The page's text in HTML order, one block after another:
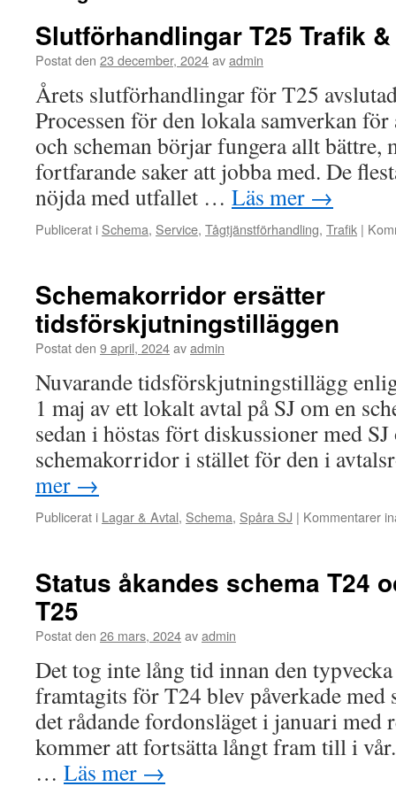
Slutförhandlingar T25 Trafik
Postat den 23 december, 2024avadmin
Årets slutförhandlingar för T25
Processen för den lokala samverkan
och scheman börjar fungera allt bättre,
fortfarande saker att jobba med. De
nöjda med utfallet … Läs mer →
Publicerat i Schema, Service, Tågtjänstförhandling, Trafik |
Schemakorridor ersätter
tidsförskjutningstilläggen
Postat den 9 april, 2024avadmin
Nuvarande tidsförskjutningstillägg
1 maj av ett lokalt avtal på SJ om en
sedan i höstas fört diskussioner med
schemakorridor i stället för den i
mer →
Publicerat i Lagar & Avtal, Schema, Spåra SJ | Kommentarer
Status åkandes schema T24
T25
Postat den 26 mars, 2024avadmin
Det tog inte lång tid innan den
framtagits för T24 blev påverkade med
det rådande fordonsläget i januari med
kommer att fortsätta långt fram till i
… Läs mer →